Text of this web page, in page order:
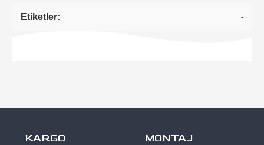
Etiketler: -
KARGO
MONTAJ